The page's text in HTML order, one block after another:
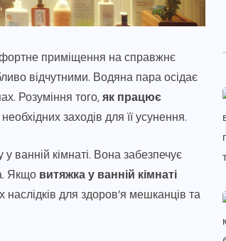
приміщення на справжнє
відчутними. Водяна пара осідає
Розуміння того,як працює
заходів для її усунення.
ванній кімнаті. Вона забезпечує
Якщо витяжка у ванній кімнаті
для здоров’я мешканців та